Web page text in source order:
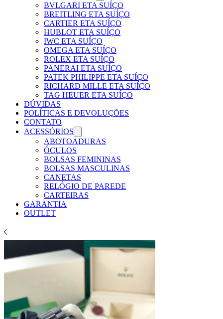
BVLGARI ETA SUÍÇO
BREITLING ETA SUÍÇO
CARTIER ETA SUÍÇO
HUBLOT ETA SUÍÇO
IWC ETA SUÍÇO
OMEGA ETA SUÍÇO
ROLEX ETA SUÍÇO
PANERAI ETA SUÍÇO
PATEK PHILIPPE ETA SUÍÇO
RICHARD MILLE ETA SUÍÇO
TAG HEUER ETA SUÍÇO
DÚVIDAS
POLÍTICAS E DEVOLUÇÕES
CONTATO
ACESSÓRIOS
ABOTOADURAS
ÓCULOS
BOLSAS FEMININAS
BOLSAS MASCULINAS
CANETAS
RELÓGIO DE PAREDE
CARTEIRAS
GARANTIA
OUTLET